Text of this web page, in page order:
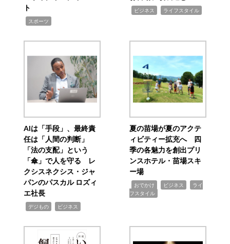
ト
スポーツ
ビジネス ライフスタイル
AIは「手段」、最終責
任は「人間の判断」
「法の支配」という
「傘」で人を守る レ
クシスネクシス・ジャ
パンのパスカル ロズィ
エ社長
デジもの ビジネス
夏の苗場が夏のアクテ
ィビティー拡充へ 四
季の各魅力を創出プリ
ンスホテル・苗場スキ
ー場
おでかけ ビジネス
ライ
フスタイル